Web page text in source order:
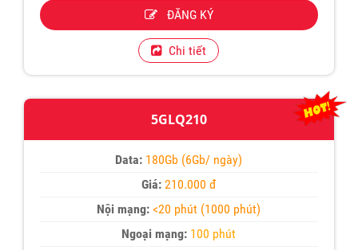
ĐĂNG KÝ
Chi tiết
5GLQ210
Data: 180Gb (6Gb/ ngày)
Giá:210.000 đ
Nội mạng: <20 phút (1000 phút)
Ngoại mạng: 100 phút